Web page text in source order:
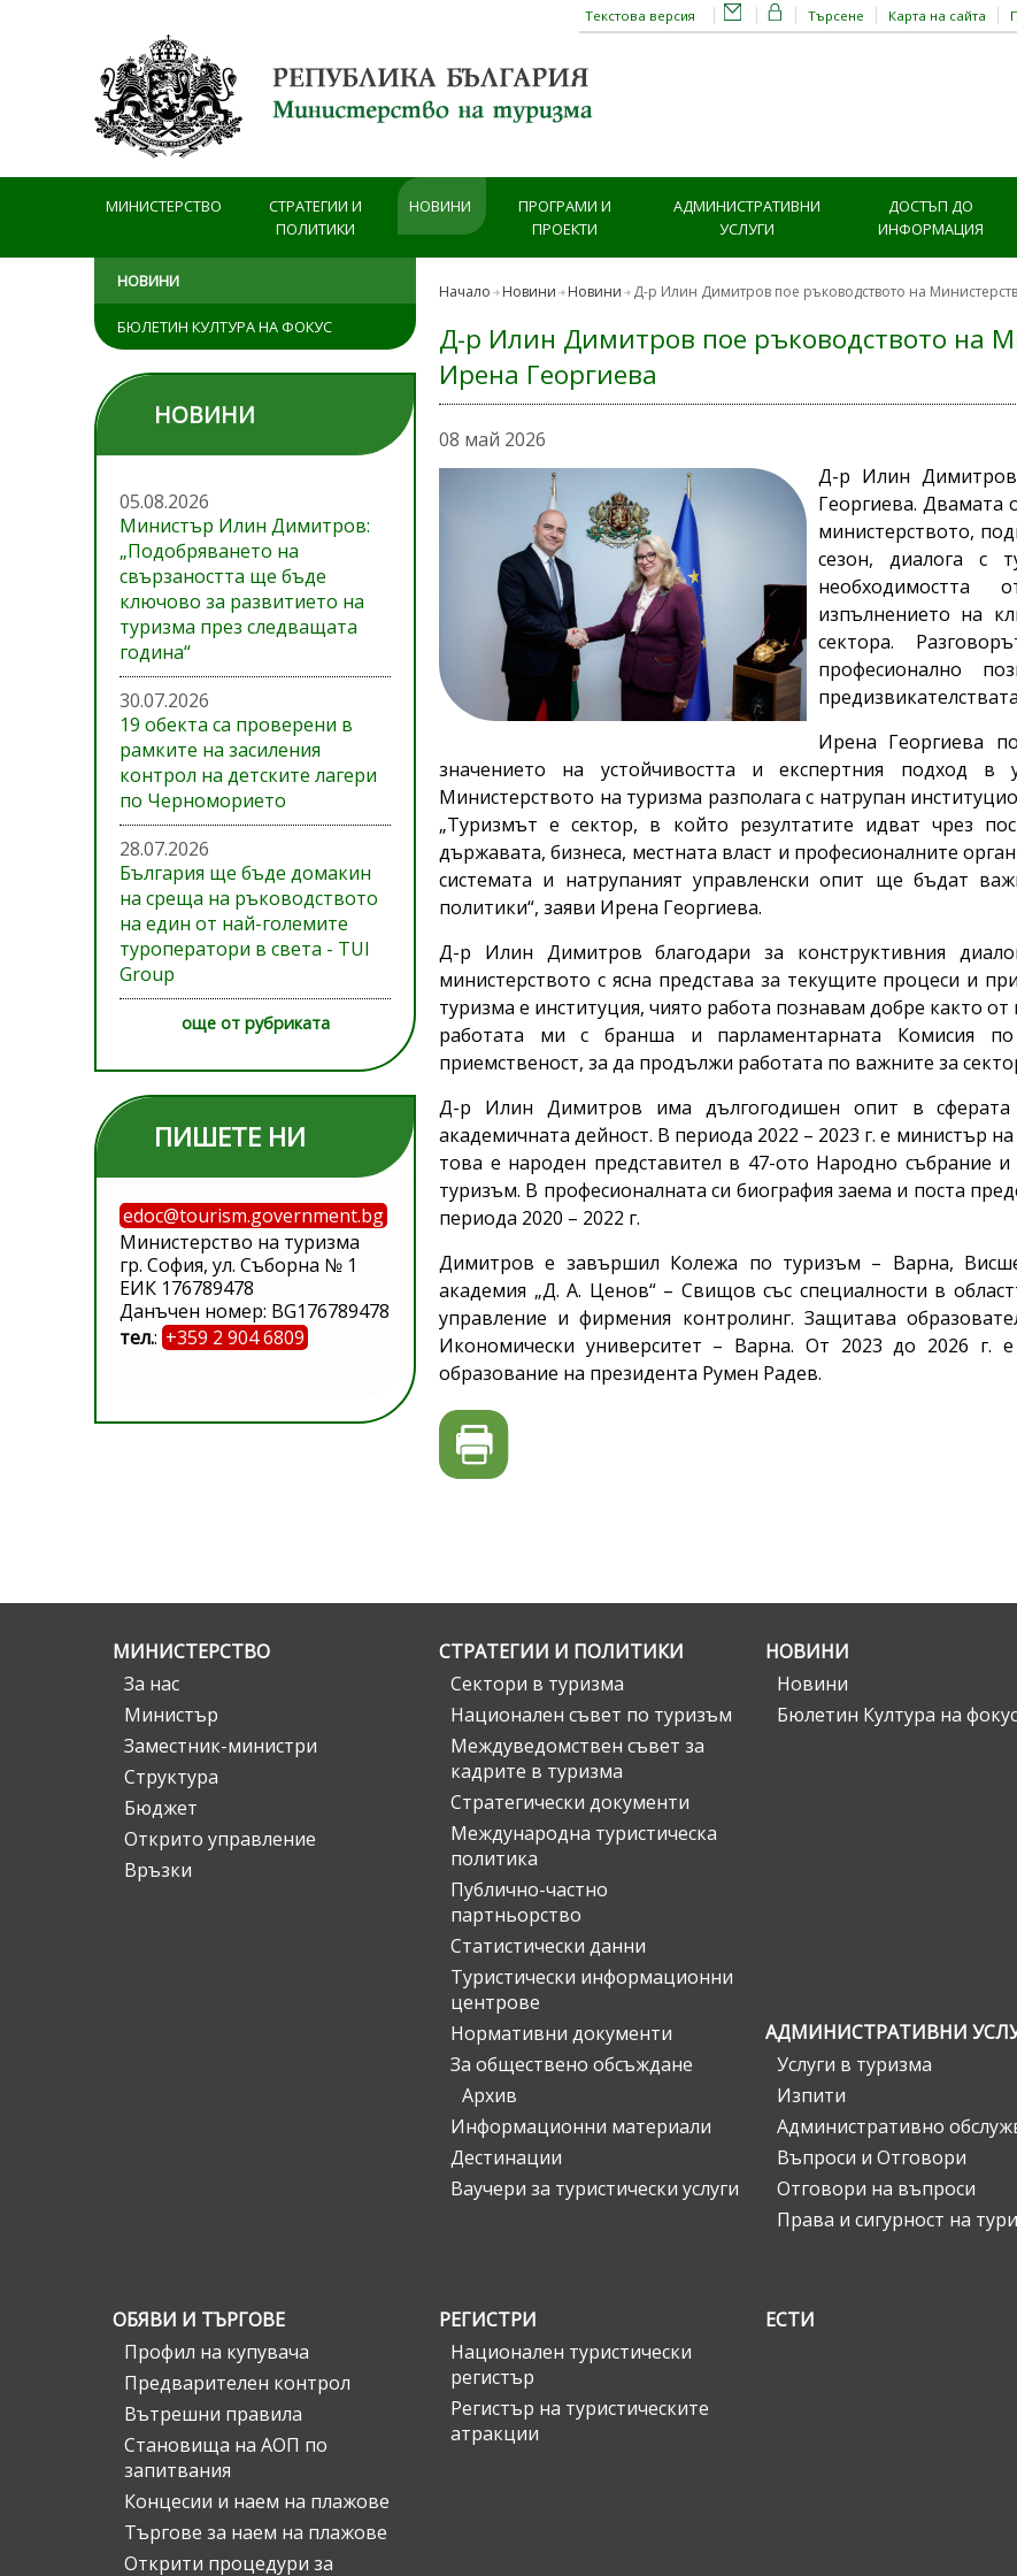
Търсене Карта на сайта
Текстова версия
МИНИСТЕРСТВО
СТРАТЕГИИ И
ПОЛИТИКИ
НОВИНИ
ПРОГРАМИ И
ПРОЕКТИ
АДМИНИСТРАТИВНИ
УСЛУГИ
ДОСТЪП ДО
ИНФОРМАЦИЯ
НОВИНИ
БЮЛЕТИН КУЛТУРА НА ФОКУС
НОВИНИ
05.08.2026
Министър Илин Димитров:
„Подобряването на
свързаността ще бъде
ключово за развитието на
туризма през следващата
година“
30.07.2026
19 обекта са проверени в
рамките на засиления
контрол на детските лагери
по Черноморието
28.07.2026
България ще бъде домакин
на среща на ръководството
на един от най-големите
туроператори в света - TUI
Group
още от рубриката
ПИШЕТЕ НИ
edoc@tourism.government.bg
Министерство на туризма
гр. София, ул. Съборна № 1
ЕИК 176789478
Данъчен номер: BG176789478
тел.: +359 2 904 6809
Начало Новини Новини Д-р Илин Димитров пое ръководството на
Д-р Илин Димитров пое ръководството на
Ирена Георгиева
08 май 2026
Д-р Илин
Георгиева. Двамата
министерството,
сезон, диалога с
необходимостта
изпълнението на
сектора.
професионално
Ирена Георгиева
значението на устойчивостта и експертния подход в
Министерството на туризма разполага с натрупан
„Туризмът е сектор, в който резултатите идват чрез
държавата, бизнеса, местната власт и професионалните
системата и натрупаният управленски опит ще бъдат
политики“, заяви Ирена Георгиева.
Д-р Илин Димитров благодари за конструктивния
министерството с ясна представа за текущите процеси и
туризма е институция, чиято работа познавам добре както
работата ми с бранша и парламентарната Комисия
приемственост, за да продължи работата по важните за
Д-р Илин Димитров има дългогодишен опит в сферата
академичната дейност. В периода 2022 – 2023 г. е министър
това е народен представител в 47-ото Народно събрание
туризъм. В професионалната си биография заема и поста
периода 2020 – 2022 г.
Димитров е завършил Колежа по туризъм – Варна,
академия „Д. А. Ценов“ – Свищов със специалности в
управление и фирмения контролинг. Защитава
Икономически университет – Варна. От 2023 до 2026 г.
образование на президента Румен Радев.
МИНИСТЕРСТВО
За нас
Министър
Заместник-министри
Структура
Бюджет
Открито управление
Връзки
СТРАТЕГИИ И ПОЛИТИКИ
Сектори в туризма
Национален съвет по туризъм
Междуведомствен съвет за
кадрите в туризма
Стратегически документи
Международна туристическа
политика
Публично-частно
партньорство
Статистически данни
Туристически информационни
центрове
Нормативни документи
За обществено обсъждане
Архив
Информационни материали
Дестинации
Ваучери за туристически услуги
НОВИНИ
Новини
Бюлетин Култура на фокус
АДМИНИСТРАТИВНИ
Услуги в туризма
Изпити
Административно
Въпроси и Отговори
Отговори на въпроси
Права и сигурност на
ОБЯВИ И ТЪРГОВЕ
Профил на купувача
Предварителен контрол
Вътрешни правила
Становища на АОП по
запитвания
Концесии и наем на плажове
Търгове за наем на плажове
Открити процедури за
РЕГИСТРИ
Национален туристически
регистър
Регистър на туристическите
атракции
ЕСТИ